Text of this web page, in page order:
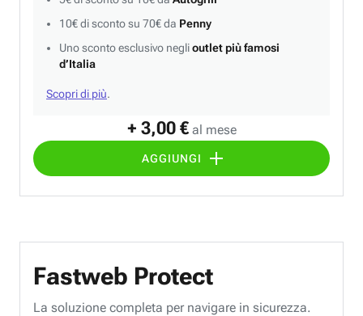
+ 3,00 € al mese
AGGIUNGI
10€ di sconto su 70€ da Penny
Uno sconto esclusivo neglioutlet più famosi
d’Italia
Scopri di più.
Fastweb Protect
La soluzione completa per navigare in sicurezza.